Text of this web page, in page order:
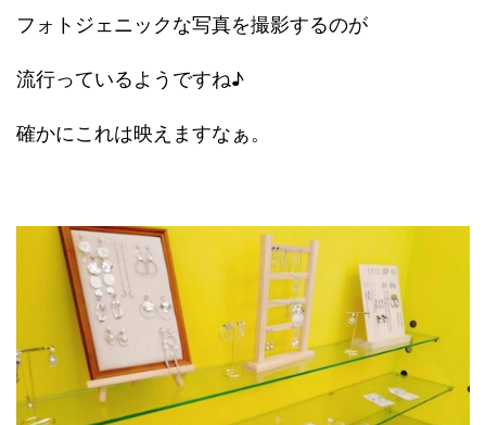
フォトジェニックな写真を撮影するのが
流行っているようですね♪
確かにこれは映えますなぁ。